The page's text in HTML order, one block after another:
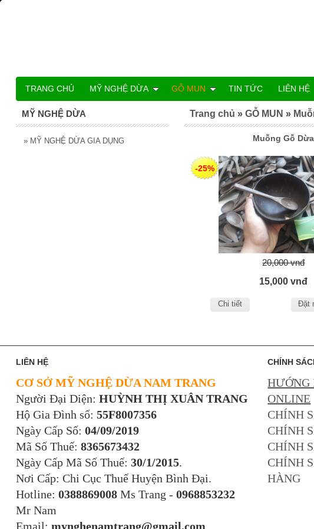
Muỗng Gỗ Dừa
-25%
20,000 vnđ
15,000 vnđ
Chi tiết Đặt
Trang chủ » GỖ MUN »
MỸ NGHỆ DỪA
» MỸ NGHỆ DỪA GIA DỤNG
TRANG CHỦ MỸ NGHỆ DỪA GỖ MUN TIN TỨC LIÊN HỆ
LIÊN HỆ
CƠ SỞ MỸ NGHỆ DỪA NAM TRANG
Người Đại Diện: HUỲNH THỊ XUÂN TRANG
Hộ Gia Đình số: 55F8007356
Ngày Cấp Số: 04/09/2019
Mã Số Thuế: 8365673432
Ngày Cấp Mã Số Thuế: 30/1/2015.
Nơi Cấp: Chi Cục Thuế Huyện Bình Đại.
Hotline: 0388869008Ms Trang - 0968853232
Mr Nam
Email: mynghenamtrang@gmail.com
CHÍNH
HƯỚNG
ONLINE
CHÍNH
CHÍNH
CHÍNH
CHÍNH
HÀNG